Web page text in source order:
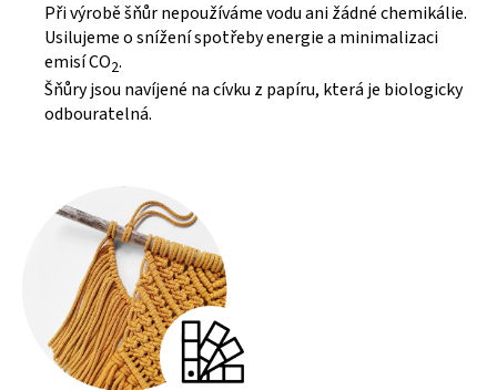
Při výrobě šňůr nepoužíváme vodu ani žádné chemikálie.
Usilujeme o snížení spotřeby energie a minimalizaci
emisí CO2.
Šňůry jsou navíjené na cívku z papíru, která je biologicky
odbouratelná.